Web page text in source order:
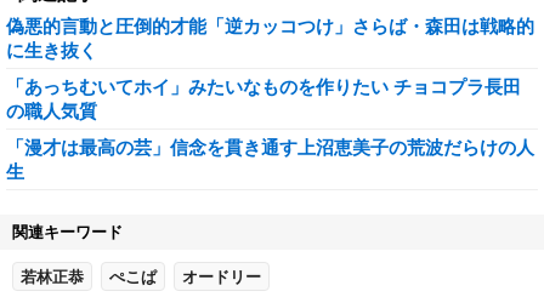
偽悪的言動と圧倒的才能「逆カッコつけ」さらば・森田は戦略的
に生き抜く
「あっちむいてホイ」みたいなものを作りたい チョコプラ長田
の職人気質
「漫才は最高の芸」信念を貫き通す上沼恵美子の荒波だらけの人
生
関連キーワード
若林正恭 ぺこぱ オードリー